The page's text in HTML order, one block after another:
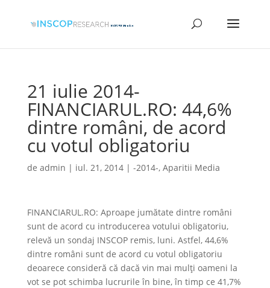
21 iulie 2014-
FINANCIARUL.RO: 44,6%
dintre români, de acord
cu votul obligatoriu
de admin | iul. 21, 2014| -2014-, Aparitii Media
FINANCIARUL.RO: Aproape jumătate dintre români
sunt de acord cu introducerea votului obligatoriu,
relevă un sondaj INSCOP remis, luni. Astfel, 44,6%
dintre români sunt de acord cu votul obligatoriu
deoarece consideră că dacă vin mai mulți oameni la
vot se pot schimba lucrurile în bine, în timp ce 41,7%